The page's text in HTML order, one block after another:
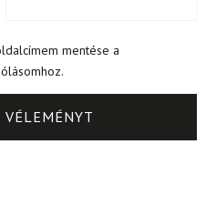
mentése a